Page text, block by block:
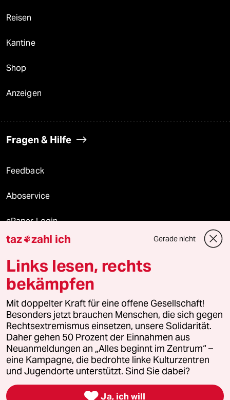
Reisen
Kantine
Shop
Anzeigen
Fragen & Hilfe
Feedback
Aboservice
ePaper Login
Downloads für Abonnierende
© 2026 taz Verlags und Vertriebs GmbH
Alle Rechte vorbehalten. Bei rechtlichen Fragen oder für Genehmigungen
wenden Sie sich bitte an
lizenzen@taz.de
Feedback Redaktionsstatut Kommune-Richtlinien
Leitlinie Informant Datenschutz Impressum AGB
Seitenwende Einwilligungen widerrufen (Ads)
taz zahl ich Gerade nicht
Links lesen, rechts
bekämpfen
Mit doppelter Kraft für eine offene Gesellschaft!
Besonders jetzt brauchen Menschen, die sich gegen
Rechtsextremismus einsetzen, unsere Solidarität.
Daher gehen 50 Prozent der Einnahmen aus
Neuanmeldungen an „Alles beginnt im Zentrum“ –
eine Kampagne, die bedrohte linke Kulturzentren
und Jugendorte unterstützt. Sind Sie dabei?
 Ja, ich will